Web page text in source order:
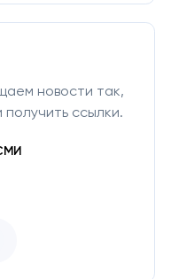
новости так,
ссылки.